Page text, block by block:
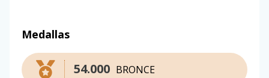
Medallas
BRONCE
54.000